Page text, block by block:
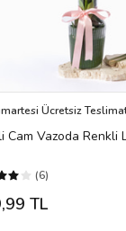
Ücretsiz
Cam Vazoda Renkli
(6)
TL